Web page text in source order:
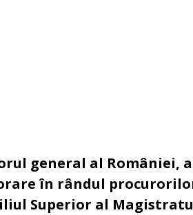
general al României,
în rândul
Superior al